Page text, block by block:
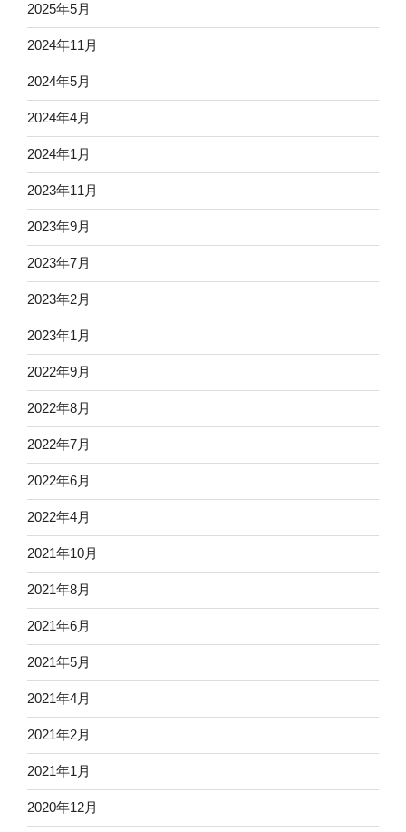
2025年5月
2024年11月
2024年5月
2024年4月
2024年1月
2023年11月
2023年9月
2023年7月
2023年2月
2023年1月
2022年9月
2022年8月
2022年7月
2022年6月
2022年4月
2021年10月
2021年8月
2021年6月
2021年5月
2021年4月
2021年2月
2021年1月
2020年12月